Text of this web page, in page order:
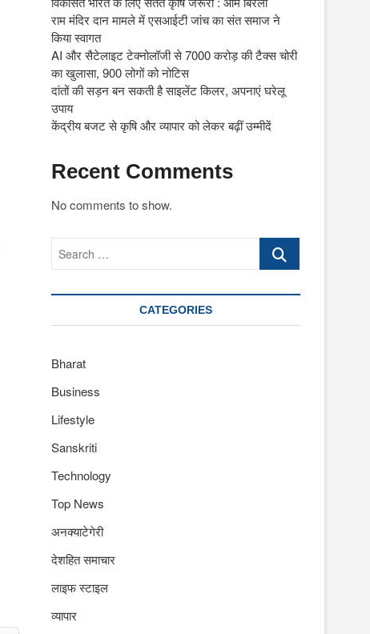
राम मंदिर दान मामले में एसआईटी जांच का संत समाज ने
किया स्वागत
AI और सैटेलाइट टेक्नोलॉजी से 7000 करोड़ की टैक्स चोरी
का खुलासा, 900 लोगों को नोटिस
दांतों की सड़न बन सकती है साइलेंट किलर, अपनाएं घरेलू
उपाय
केंद्रीय बजट से कृषि और व्यापार को लेकर बढ़ीं उम्मीदें
Recent Comments
No comments to show.
Search
CATEGORIES
Bharat
Business
Lifestyle
Sanskriti
Technology
Top News
अनक्याटेगेरी
देशहित समाचार
लाइफ स्टाइल
व्यापार